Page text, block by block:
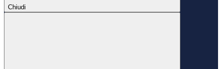
Chiudi